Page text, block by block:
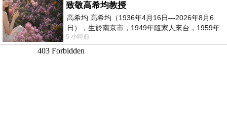
致敬高希均教授
高希均 高希均（1936年4月16日—2026年8月6
日），生於南京市，1949年隨家人來台，1959年
赴美深造並取得經濟發展博士學位。曾任
5 小時前